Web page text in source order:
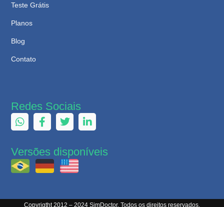
Teste Grátis
Planos
Blog
Contato
Redes Sociais
Versões disponíveis
Copyrigtht 2012 – 2024 SimDoctor. Todos os direitos reservados.